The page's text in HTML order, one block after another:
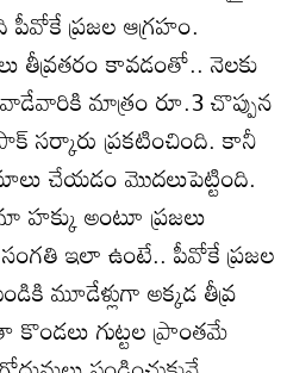
పీవోకే ప్రజల ఆగ్రహం.
తీవ్రతరం కావడంతో.. నెలకు
మాత్రం రూ.3 చొప్పున
సర్కారు ప్రకటించింది. కానీ
చేయడం మొదలుపెట్టింది.
హక్కు అంటూ ప్రజలు
సంగతి ఇలా ఉంటే.. పీవోకే ప్రజల
మూడేళ్లుగా అక్కడ తీవ్ర
గుట్టల ప్రాంతమే